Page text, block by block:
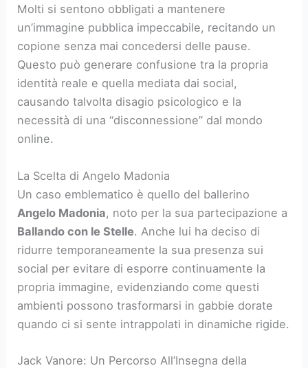
Molti si sentono obbligati a mantenere
un’immagine pubblica impeccabile, recitando un
copione senza mai concedersi delle pause.
Questo può generare confusione tra la propria
identità reale e quella mediata dai social,
causando talvolta disagio psicologico e la
necessità di una “disconnessione” dal mondo
online.
La Scelta di Angelo Madonia
Un caso emblematico è quello del ballerino
Angelo Madonia, noto per la sua partecipazione a
Ballando con le Stelle. Anche lui ha deciso di
ridurre temporaneamente la sua presenza sui
social per evitare di esporre continuamente la
propria immagine, evidenziando come questi
ambienti possono trasformarsi in gabbie dorate
quando ci si sente intrappolati in dinamiche rigide.
Jack Vanore: Un Percorso All’Insegna della